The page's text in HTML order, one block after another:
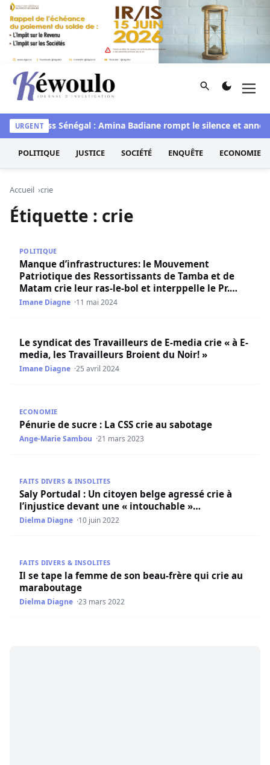
Aller au contenu
Kéwoulo, le premier site d'information et d'investigation
Rechercher
URGENTMiss Sénégal : Amina Badiane rompt le silence et
POLITIQUE JUSTICE SOCIÉTÉ ENQUÊTE ECONOMIE
Accueil crie
Étiquette : crie
POLITIQUE
Manque d’infrastructures: le Mouvement
Patriotique des Ressortissants de Tamba et de
Matam crie leur ras-le-bol et interppelle le Pr.
Diomaye…
Imane Diagne 11 mai 2024
Le syndicat des Travailleurs de E-media crie « à E-
Le syndicat des Travailleurs de E-media crie « à E-
media, les Travailleurs Broient du Noir! »
Imane Diagne 25 avril 2024
ECONOMIE
Pénurie de sucre : La CSS crie au sabotage
Ange-Marie Sambou 21 mars 2023
FAITS DIVERS & INSOLITES
Saly Portudal : Un citoyen belge agressé crie à
l’injustice devant une « intouchable »…
Dielma Diagne 10 juin 2022
FAITS DIVERS & INSOLITES
Il se tape la femme de son beau-frère qui crie au
maraboutage
Dielma Diagne 23 mars 2022